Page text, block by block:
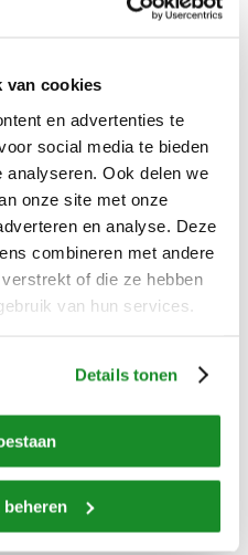
van cookies
en advertenties te
social media te bieden
Ook delen we
onze site met onze
en analyse. Deze
combineren met andere
of die ze hebben
van hun services.
Details tonen
aan huis. Dan kunt u de hele
u dat wilt. Wilt u toch
ons een levergarantie
opnemen met onze
hoeft u deze alleen nog te
Ook kunt u kiezen voor de
magnetron (opvolger van
magnetron kent
van